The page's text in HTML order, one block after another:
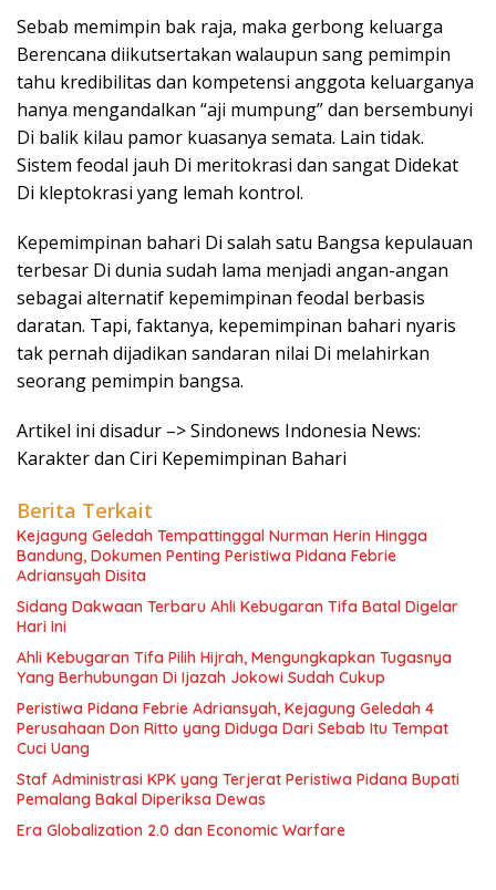
Sebab memimpin bak raja, maka gerbong keluarga
Berencana diikutsertakan walaupun sang pemimpin
tahu kredibilitas dan kompetensi anggota keluarganya
hanya mengandalkan “aji mumpung” dan bersembunyi
Di balik kilau pamor kuasanya semata. Lain tidak.
Sistem feodal jauh Di meritokrasi dan sangat Didekat
Di kleptokrasi yang lemah kontrol.
Kepemimpinan bahari Di salah satu Bangsa kepulauan
terbesar Di dunia sudah lama menjadi angan-angan
sebagai alternatif kepemimpinan feodal berbasis
daratan. Tapi, faktanya, kepemimpinan bahari nyaris
tak pernah dijadikan sandaran nilai Di melahirkan
seorang pemimpin bangsa.
Artikel ini disadur –> Sindonews Indonesia News:
Karakter dan Ciri Kepemimpinan Bahari
Berita Terkait
Kejagung Geledah Tempattinggal Nurman Herin Hingga
Bandung, Dokumen Penting Peristiwa Pidana Febrie
Adriansyah Disita
Sidang Dakwaan Terbaru Ahli Kebugaran Tifa Batal Digelar
Hari Ini
Ahli Kebugaran Tifa Pilih Hijrah, Mengungkapkan Tugasnya
Yang Berhubungan Di Ijazah Jokowi Sudah Cukup
Peristiwa Pidana Febrie Adriansyah, Kejagung Geledah 4
Perusahaan Don Ritto yang Diduga Dari Sebab Itu Tempat
Cuci Uang
Staf Administrasi KPK yang Terjerat Peristiwa Pidana Bupati
Pemalang Bakal Diperiksa Dewas
Era Globalization 2.0 dan Economic Warfare